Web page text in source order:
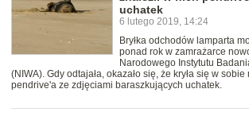
uchatek
6 lutego 2019, 14:24
Bryłka odchodów lamparta
ponad rok w zamrażarce
Narodowego Instytutu
(NIWA). Gdy odtajała, okazało się, że kryła się w
pendrive'a ze zdjęciami baraszkujących uchatek.